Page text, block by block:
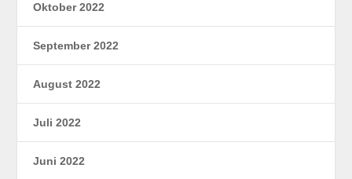
Oktober 2022
September 2022
August 2022
Juli 2022
Juni 2022